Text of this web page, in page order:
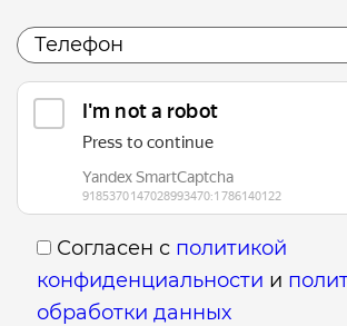
Согласен с политикой
конфиденциальности и
обработки данных